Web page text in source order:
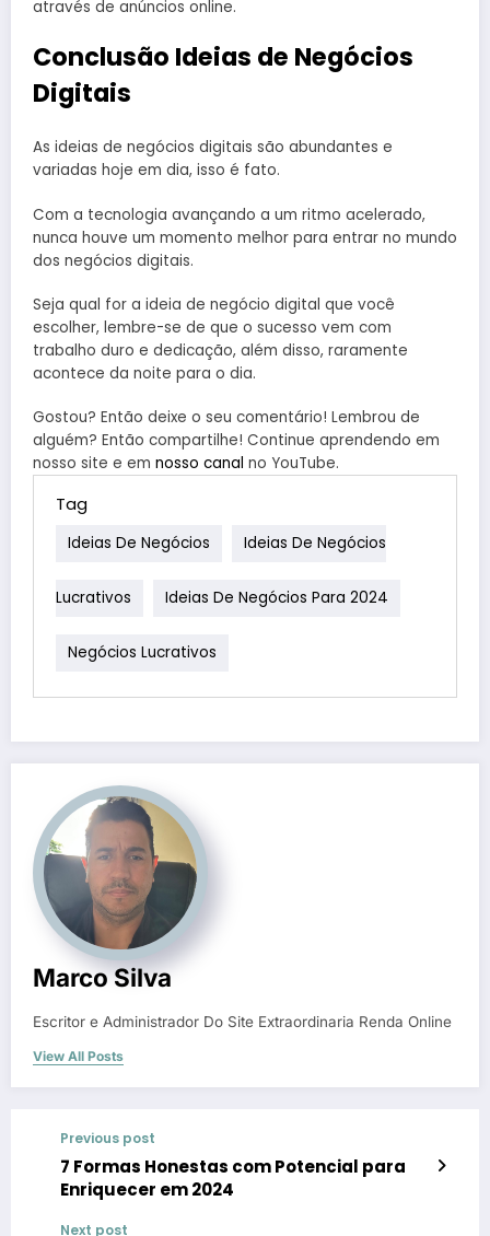
através de anúncios online.
Conclusão Ideias de Negócios
Digitais
As ideias de negócios digitais são abundantes e
variadas hoje em dia, isso é fato.
Com a tecnologia avançando a um ritmo acelerado,
nunca houve um momento melhor para entrar no mundo
dos negócios digitais.
Seja qual for a ideia de negócio digital que você
escolher, lembre-se de que o sucesso vem com
trabalho duro e dedicação, além disso, raramente
acontece da noite para o dia.
Gostou? Então deixe o seu comentário! Lembrou de
alguém? Então compartilhe! Continue aprendendo em
nosso site e em nosso canal no YouTube.
Tag
Ideias De Negócios Ideias De Negócios
Lucrativos Ideias De Negócios Para 2024
Negócios Lucrativos
Marco Silva
Escritor e Administrador Do Site Extraordinaria Renda Online
View All Posts
Previous post
7 Formas Honestas com Potencial para
Enriquecer em 2024
Next post